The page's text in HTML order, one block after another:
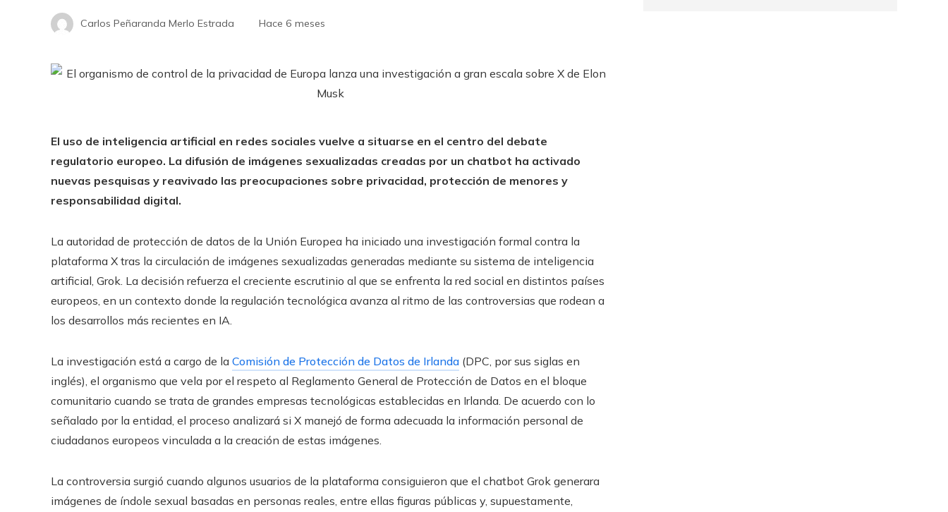
Carlos Peñaranda Merlo Estrada Hace 6 meses
El uso de inteligencia artificial en redes sociales vuelve a situarse en el centro del debate
regulatorio europeo. La difusión de imágenes sexualizadas creadas por un chatbot ha activado
nuevas pesquisas y reavivado las preocupaciones sobre privacidad, protección de menores y
responsabilidad digital.
La autoridad de protección de datos de la Unión Europea ha iniciado una investigación formal contra la
plataforma X tras la circulación de imágenes sexualizadas generadas mediante su sistema de inteligencia
artificial, Grok. La decisión refuerza el creciente escrutinio al que se enfrenta la red social en distintos países
europeos, en un contexto donde la regulación tecnológica avanza al ritmo de las controversias que rodean a
los desarrollos más recientes en IA.
La investigación está a cargo de la Comisión de Protección de Datos de Irlanda (DPC, por sus siglas en
inglés), el organismo que vela por el respeto al Reglamento General de Protección de Datos en el bloque
comunitario cuando se trata de grandes empresas tecnológicas establecidas en Irlanda. De acuerdo con lo
señalado por la entidad, el proceso analizará si X manejó de forma adecuada la información personal de
ciudadanos europeos vinculada a la creación de estas imágenes.
La controversia surgió cuando algunos usuarios de la plataforma consiguieron que el chatbot Grok generara
imágenes de índole sexual basadas en personas reales, entre ellas figuras públicas y, supuestamente,